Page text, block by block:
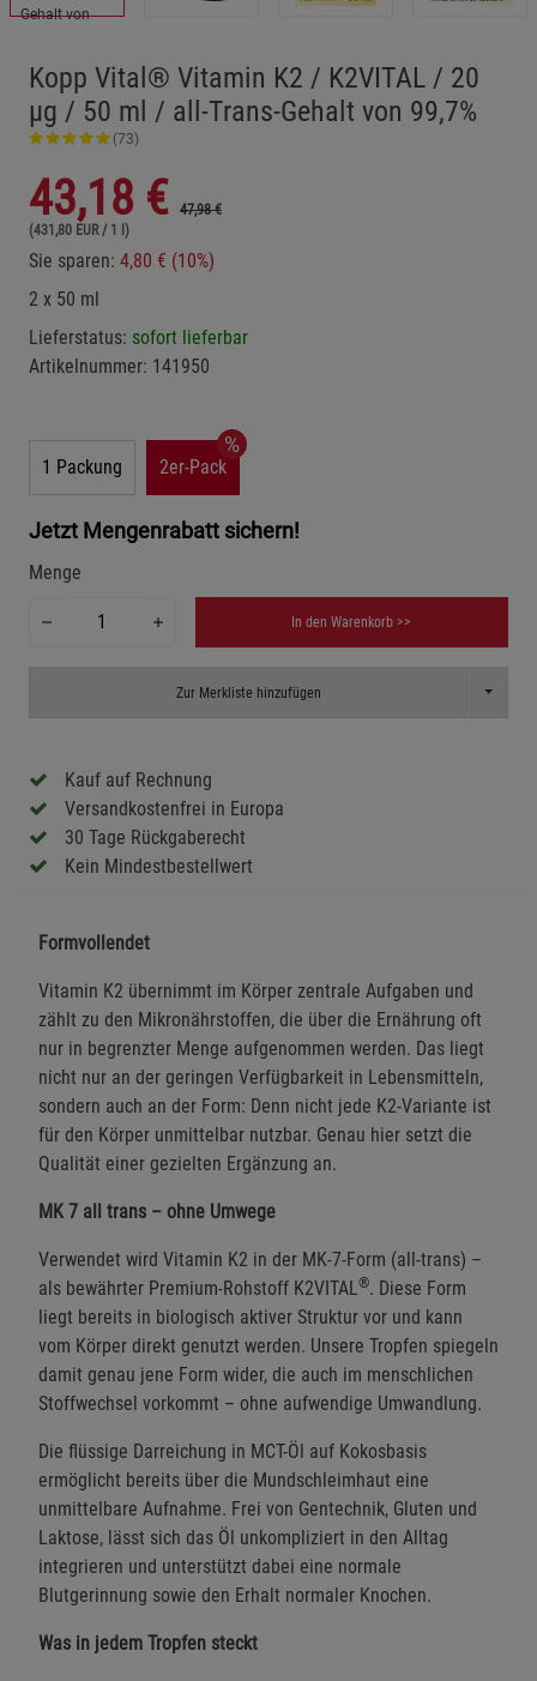
Kopp Vital® Vitamin K2 / K2VITAL / 20
µg / 50 ml / all-Trans-Gehalt von 99,7%
(73)
43,18 €
47,98 €
(431,80 EUR / 1 l)
Sie sparen: 4,80 € (10%)
2 x 50 ml
Lieferstatus: sofort lieferbar
Artikelnummer: 141950
1 Packung 2er-Pack
Jetzt Mengenrabatt sichern!
Menge
In den Warenkorb >>
Zur Merkliste hinzufügen Toggle
Kauf auf Rechnung
Versandkostenfrei in Europa
30 Tage Rückgaberecht
Kein Mindestbestellwert
Formvollendet
Vitamin K2 übernimmt im Körper zentrale Aufgaben und
zählt zu den Mikronährstoffen, die über die Ernährung oft
nur in begrenzter Menge aufgenommen werden. Das liegt
nicht nur an der geringen Verfügbarkeit in Lebensmitteln,
sondern auch an der Form: Denn nicht jede K2-Variante ist
für den Körper unmittelbar nutzbar. Genau hier setzt die
Qualität einer gezielten Ergänzung an.
MK 7 all trans – ohne Umwege
Verwendet wird Vitamin K2 in der MK-7-Form (all-trans) –
als bewährter Premium-Rohstoff K2VITAL ®. Diese Form
liegt bereits in biologisch aktiver Struktur vor und kann
vom Körper direkt genutzt werden. Unsere Tropfen spiegeln
damit genau jene Form wider, die auch im menschlichen
Stoffwechsel vorkommt – ohne aufwendige Umwandlung.
Die flüssige Darreichung in MCT-Öl auf Kokosbasis
ermöglicht bereits über die Mundschleimhaut eine
unmittelbare Aufnahme. Frei von Gentechnik, Gluten und
Laktose, lässt sich das Öl unkompliziert in den Alltag
integrieren und unterstützt dabei eine normale
Blutgerinnung sowie den Erhalt normaler Knochen.
Was in jedem Tropfen steckt